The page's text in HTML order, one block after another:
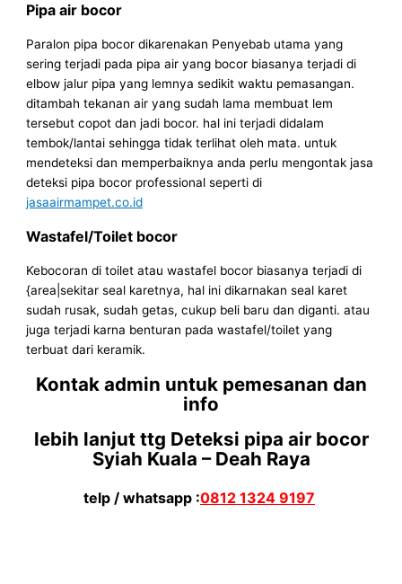
Pipa air bocor
Paralon pipa bocor dikarenakan Penyebab utama yang
sering terjadi pada pipa air yang bocor biasanya terjadi di
elbow jalur pipa yang lemnya sedikit waktu pemasangan.
ditambah tekanan air yang sudah lama membuat lem
tersebut copot dan jadi bocor. hal ini terjadi didalam
tembok/lantai sehingga tidak terlihat oleh mata. untuk
mendeteksi dan memperbaiknya anda perlu mengontak jasa
deteksi pipa bocor professional seperti di
jasaairmampet.co.id
Wastafel/Toilet bocor
Kebocoran di toilet atau wastafel bocor biasanya terjadi di
{area|sekitar seal karetnya, hal ini dikarnakan seal karet
sudah rusak, sudah getas, cukup beli baru dan diganti. atau
juga terjadi karna benturan pada wastafel/toilet yang
terbuat dari keramik.
Kontak admin untuk pemesanan dan
info
lebih lanjut ttg Deteksi pipa air bocor
Syiah Kuala – Deah Raya
telp / whatsapp :0812 1324 9197